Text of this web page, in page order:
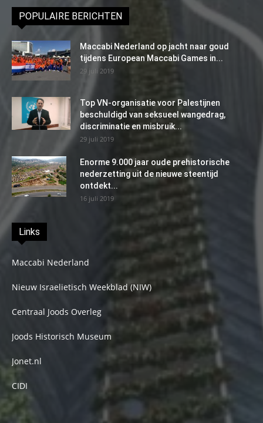
POPULAIRE BERICHTEN
Maccabi Nederland op jacht naar goud
tijdens European Maccabi Games in...
29 juli 2019
Top VN-organisatie voor Palestijnen
beschuldigd van seksueel wangedrag,
discriminatie en misbruik...
29 juli 2019
Enorme 9.000 jaar oude prehistorische
nederzetting uit de nieuwe steentijd
ontdekt...
16 juli 2019
Links
Maccabi Nederland
Nieuw Israelietisch Weekblad (NIW)
Centraal Joods Overleg
Joods Historisch Museum
Jonet.nl
CIDI